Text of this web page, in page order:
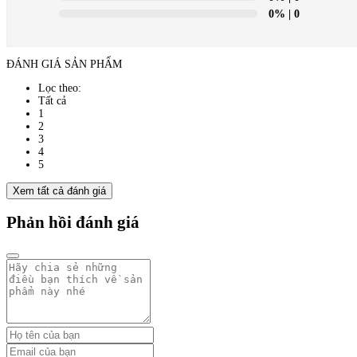
0% | 0
ĐÁNH GIÁ SẢN PHẨM
Lọc theo:
Tất cả
1
2
3
4
5
Xem tất cả đánh giá
Phản hồi đánh giá